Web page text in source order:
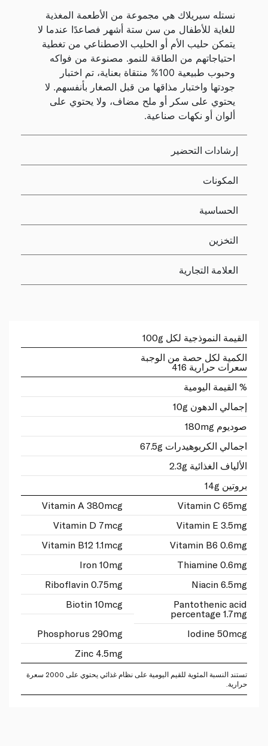
نستله سيريلاك هي مجموعة من الأطعمة المغذية
للغاية للأطفال من سن ستة أشهر فصاعدًا عندما لا
يتمكن حليب الأم أو الحليب الاصطناعي من تغطية
احتياجاتهم من الطاقة للنمو. مصنوعة من فواكه
وحبوب طبيعية 100% منتقاة بعناية، تم اختبار
جودتها واختبار مذاقها من قبل الصغار بأنفسهم. لا
يحتوي على سكر أو ملح مضاف، ولا يحتوي على
ألوان أو نكهات صناعية.
إرشادات التحضير
المكونات
الحساسية
التخزين
العلامة التجارية
القيمة النموذجية لكل 100g
الكمية لكل حصة من الوجبة
سعرات حرارية 416
% القيمة اليومية
إجمالي الدهون 10g
صوديوم 180mg
اجمالي الكربوهيدرات 67.5g
الألياف الغذائية 2.3g
بروتين 14g
Vitamin A 380mcg
Vitamin C 65mg
Vitamin D 7mcg
Vitamin E 3.5mg
Vitamin B12 1.1mcg
Vitamin B6 0.6mg
Iron 10mg
Thiamine 0.6mg
Riboflavin 0.75mg
Niacin 6.5mg
Biotin 10mcg
Pantothenic acid
percentage 1.7mg
Phosphorus 290mg
Iodine 50mcg
Zinc 4.5mg
تستند النسبة المئوية للقيم اليومية على نظام غذائي يحتوي على 2000 سعرة
حرارية.